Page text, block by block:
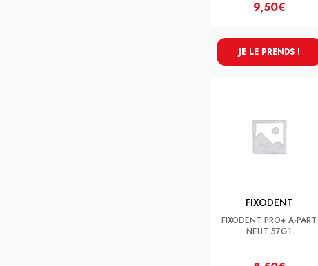
9,50€
JE LE PRENDS !
FIXODENT
FIXODENT PRO+ A-PART
NEUT 57G1